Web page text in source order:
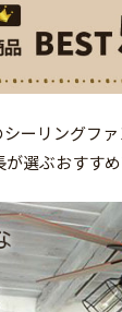
シーリングファ
が選ぶおすす